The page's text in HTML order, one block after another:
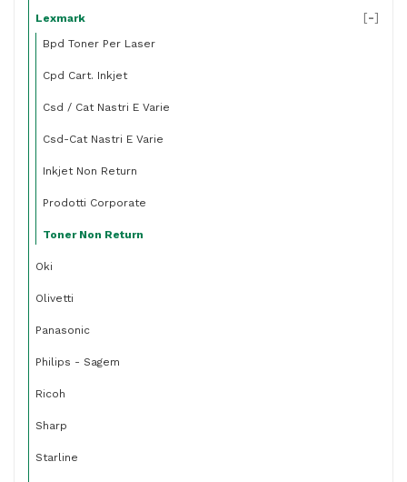
Lexmark
Bpd Toner Per Laser
Cpd Cart. Inkjet
Csd / Cat Nastri E Varie
Csd-Cat Nastri E Varie
Inkjet Non Return
Prodotti Corporate
Toner Non Return
[-]
Oki
Olivetti
Panasonic
Philips - Sagem
Ricoh
Sharp
Starline